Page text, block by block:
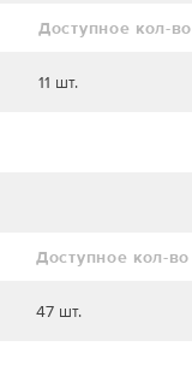
Доступное кол-во
11 шт.
Доступное кол-во
47 шт.